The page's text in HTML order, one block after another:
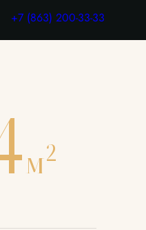
+7 (863) 200-33-33
Узнать цену
м2